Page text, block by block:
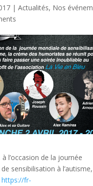
| Actualités, Nos
à l’occasion de la journée
sensibilisation à
https://fr-